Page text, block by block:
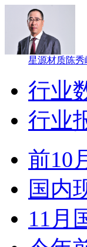
星源材质陈秀
行业
行业
前10
国内
11月